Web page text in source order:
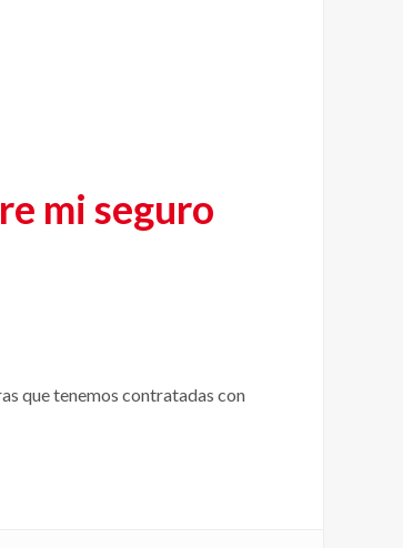
mi seguro
que tenemos contratadas con